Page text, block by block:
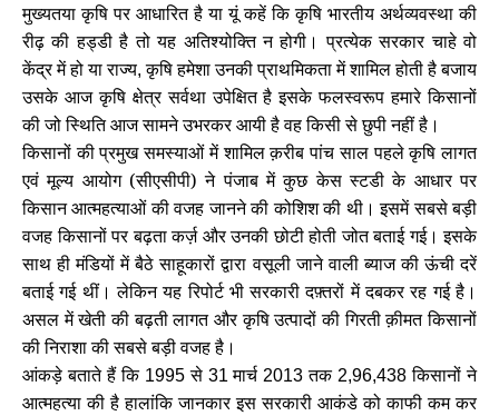
मुख्यतया कृषि पर आधारित है या यूं कहें कि कृषि भारतीय अर्थव्यवस्था की
रीढ़ की हड्डी है तो यह अतिश्योक्ति न होगी। प्रत्येक सरकार चाहे वो
केंद्र में हो या राज्य,कृषि हमेशा उनकी प्राथमिकता में शामिल होती है बजाय
उसके आज कृषि क्षेत्र सर्वथा उपेक्षित है इसके फलस्वरूप हमारे किसानों
की जो स्थिति आज सामने उभरकर आयी है वह किसी से छुपी नहीं है।
किसानों की प्रमुख समस्याओं में शामिल क़रीब पांच साल पहले कृषि लागत
एवं मूल्य आयोग (सीएसीपी) ने पंजाब में कुछ केस स्टडी के आधार पर
किसान आत्महत्याओं की वजह जानने की कोशिश की थी। इसमें सबसे बड़ी
वजह किसानों पर बढ़ता कर्ज़ और उनकी छोटी होती जोत बताई गई। इसके
साथ ही मंडियों में बैठे साहूकारों द्वारा वसूली जाने वाली ब्याज की ऊंची दरें
बताई गई थीं। लेकिन यह रिपोर्ट भी सरकारी दफ़्तरों में दबकर रह गई है।
असल में खेती की बढ़ती लागत और कृषि उत्पादों की गिरती क़ीमत किसानों
की निराशा की सबसे बड़ी वजह है।
आंकड़े बताते हैं कि 1995से 31मार्च2013 तक2,96,438 किसानों ने
आत्महत्या की है हालांकि जानकार इस सरकारी आकंडे को काफी कम कर